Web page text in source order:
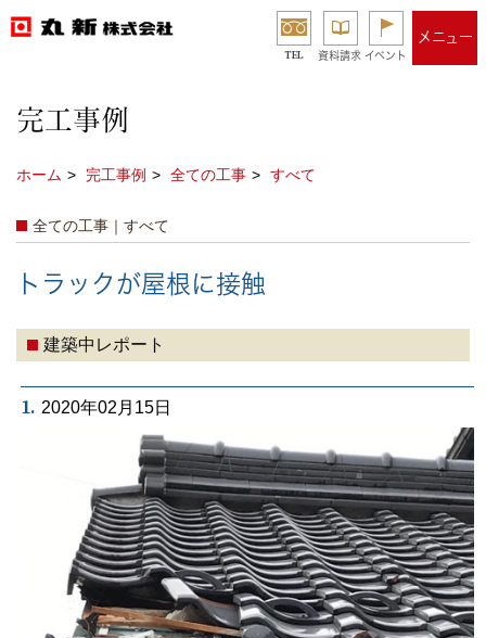
TEL 資料請求 イベント
メニュー
完工事例
ホーム 完工事例 全ての工事 すべて
全ての工事｜すべて
トラックが屋根に接触
建築中レポート
1. 2020年02月15日